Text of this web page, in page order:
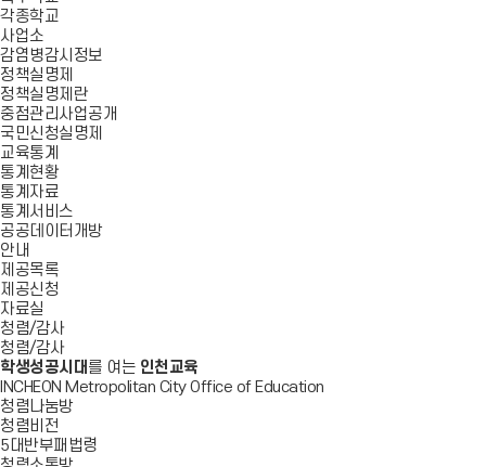
각종학교
사업소
감염병감시정보
정책실명제
정책실명제란
중점관리사업공개
국민신청실명제
교육통계
통계현황
통계자료
통계서비스
공공데이터개방
안내
제공목록
제공신청
자료실
청렴/감사
청렴/감사
학생성공시대 를 여는 인천교육
INCHEON Metropolitan City Office of Education
청렴나눔방
청렴비전
5대반부패법령